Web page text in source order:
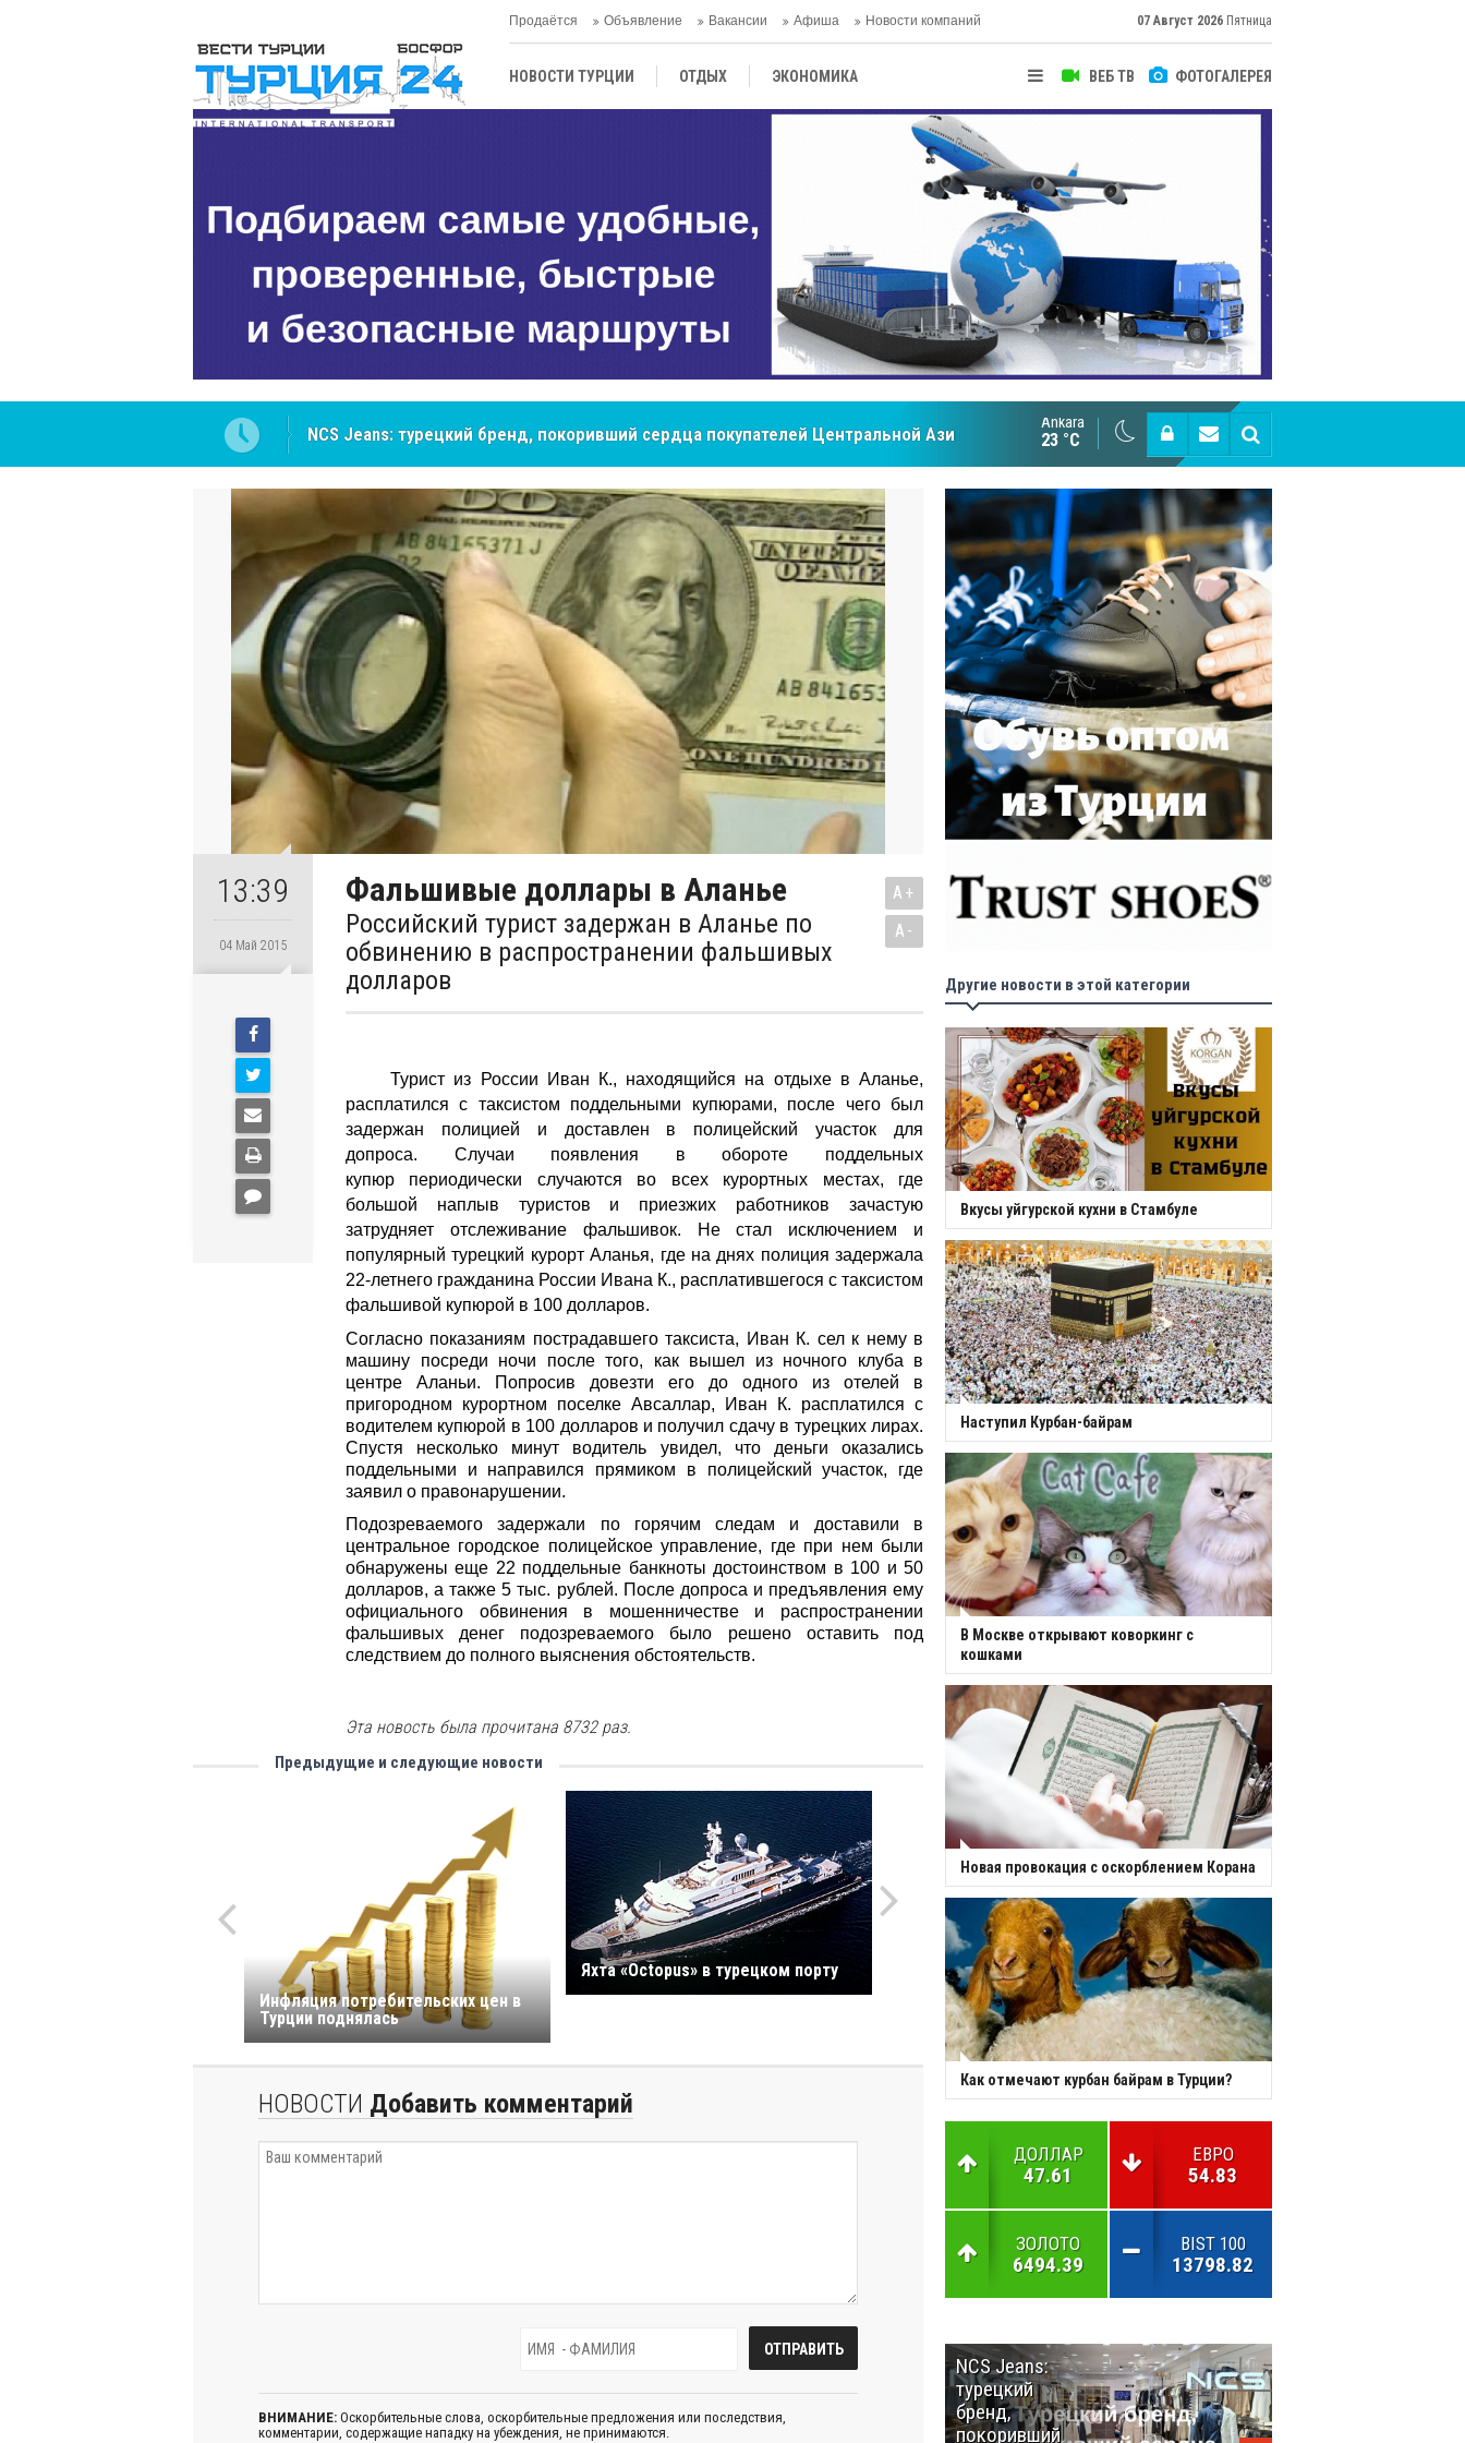
Продаётся Объявление Вакансии Афиша Новости компаний 07 Август 2026 Пятница
ВЕБ ТВ ФОТОГАЛЕРЕЯ
НОВОСТИ ТУРЦИИ ОТДЫХ ЭКОНОМИКА
ЦЕНТРАЛЬНАЯ АЗИЯ
Cottonhill покоряет мировые рынки Великий Шёлковый путь объединяет таланты в
Ankara
23 °C
13:39
04 Май 2015
Фальшивые доллары в Аланье
Российский турист задержан в Аланье по
обвинению в распространении фальшивых
долларов
A+
A-
Турист из России Иван К., находящийся на отдыхе в Аланье,
расплатился с таксистом поддельными купюрами, после чего был
задержан полицией и доставлен в полицейский участок для
допроса. Случаи появления в обороте поддельных
купюр периодически случаются во всех курортных местах, где
большой наплыв туристов и приезжих работников зачастую
затрудняет отслеживание фальшивок. Не стал исключением и
популярный турецкий курорт Аланья, где на днях полиция задержала
22-летнего гражданина России Ивана К., расплатившегося с таксистом
фальшивой купюрой в 100 долларов.
Согласно показаниям пострадавшего таксиста, Иван К. сел к нему в
машину посреди ночи после того, как вышел из ночного клуба в
центре Аланьи. Попросив довезти его до одного из отелей в
пригородном курортном поселке Авсаллар, Иван К. расплатился с
водителем купюрой в 100 долларов и получил сдачу в турецких лирах.
Спустя несколько минут водитель увидел, что деньги оказались
поддельными и направился прямиком в полицейский участок, где
заявил о правонарушении.
Подозреваемого задержали по горячим следам и доставили в
центральное городское полицейское управление, где при нем были
обнаружены еще 22 поддельные банкноты достоинством в 100 и 50
долларов, а также 5 тыс. рублей. После допроса и предъявления ему
официального обвинения в мошенничестве и распространении
фальшивых денег подозреваемого было решено оставить под
следствием до полного выяснения обстоятельств.
Эта новость была прочитана 8732 раз.
Предыдущие и следующие новости
Инфляция потребительских цен в
Турции поднялась
Яхта «Octopus» в турецком порту
НОВОСТИ Добавить комментарий
ВНИМАНИЕ: Оскорбительные слова, оскорбительные предложения или последствия,
комментарии, содержащие нападку на убеждения, не принимаются.
Другие новости в этой категории
Вкусы уйгурской кухни в Стамбуле
Наступил Курбан-байрам
В Москве открывают коворкинг с
кошками
Новая провокация с оскорблением Корана
Как отмечают курбан байрам в Турции?
ДОЛЛАР
47.61
ЕВРО
54.83
ЗОЛОТО
6494.39
BIST 100
13798.82
NCS Jeans:
турецкий
бренд,
покоривший